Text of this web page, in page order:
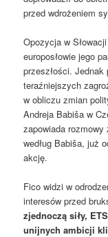
przed wdrożeniem
Opozycja w
europosłowie jego
przeszłości.
teraźniejszych
w obliczu zmian
Andreja Babiša w
zapowiada
według Babiša, już
akcję.
Fico widzi w
interesów przed
zjednoczą siły,
unijnych ambicji